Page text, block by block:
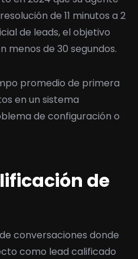
de 11 minutos a 2
de leads, el objetivo
menos de 30 segundos.
promedio de primera
en un sistema
de configuración o
de
conversaciones donde
como lead calificado